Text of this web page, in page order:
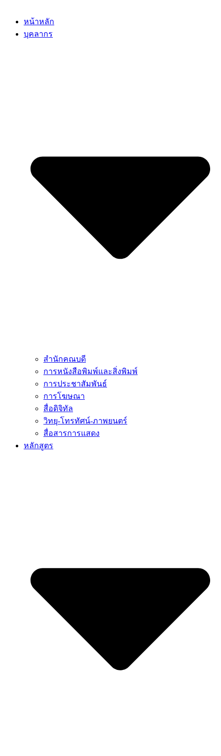
หน้าหลัก
บุคลากร
สำนักคณบดี
การหนังสือพิมพ์และสิ่งพิมพ์
การประชาสัมพันธ์
การโฆษณา
สื่อดิจิทัล
วิทยุ-โทรทัศน์-ภาพยนตร์
สื่อสารการแสดง
หลักสูตร